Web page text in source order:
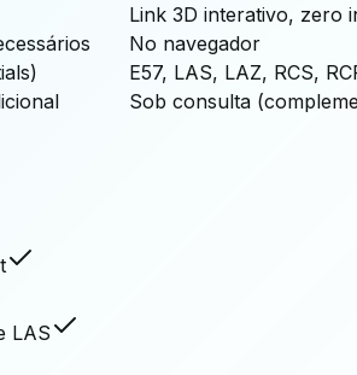
Link 3D interativo, zero
No navegador
E57, LAS, LAZ, RCS,
Sob consulta
LAS